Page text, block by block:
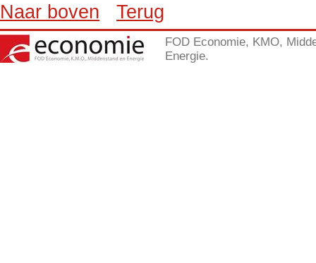
Naar boven Terug
FOD Economie, KMO,
Energie.